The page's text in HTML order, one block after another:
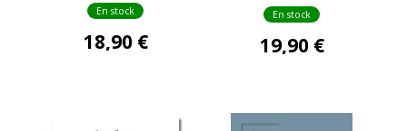
En stock
18,90 €
En stock
19,90 €